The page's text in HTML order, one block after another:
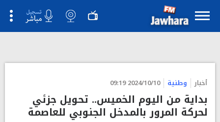
بلاغ كانت اصدرته امس وزارة التجهيز.
أخبار وطنية 2024/10/10 09:19
بداية من اليوم الخميس.. تحويل جزئي
لحركة المرور بالمدخل الجنوبي للعاصمة